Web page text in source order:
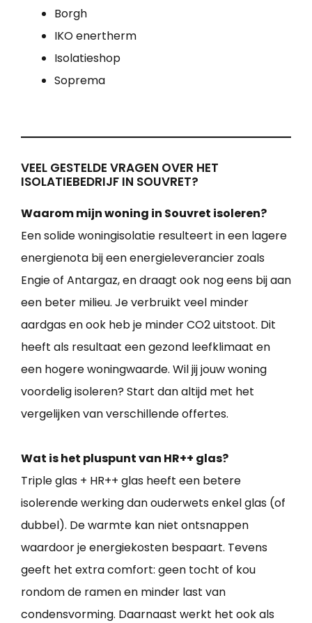
Borgh
IKO enertherm
Isolatieshop
Soprema
VEEL GESTELDE VRAGEN OVER HET
ISOLATIEBEDRIJF IN SOUVRET?
Waarom mijn woning in Souvret isoleren?
Een solide woningisolatie resulteert in een lagere
energienota bij een energieleverancier zoals
Engie of Antargaz, en draagt ook nog eens bij aan
een beter milieu. Je verbruikt veel minder
aardgas en ook heb je minder CO2 uitstoot. Dit
heeft als resultaat een gezond leefklimaat en
een hogere woningwaarde. Wil jij jouw woning
voordelig isoleren? Start dan altijd met het
vergelijken van verschillende offertes.
Wat is het pluspunt van HR++ glas?
Triple glas + HR++ glas heeft een betere
isolerende werking dan ouderwets enkel glas (of
dubbel). De warmte kan niet ontsnappen
waardoor je energiekosten bespaart. Tevens
geeft het extra comfort: geen tocht of kou
rondom de ramen en minder last van
condensvorming. Daarnaast werkt het ook als